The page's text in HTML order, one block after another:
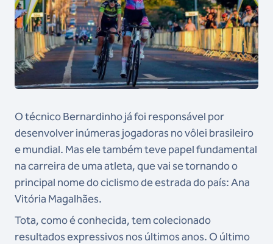
O técnico Bernardinho já foi responsável por
desenvolver inúmeras jogadoras no vôlei brasileiro
e mundial. Mas ele também teve papel fundamental
na carreira de uma atleta, que vai se tornando o
principal nome do ciclismo de estrada do país: Ana
Vitória Magalhães.
Tota, como é conhecida, tem colecionado
resultados expressivos nos últimos anos. O último